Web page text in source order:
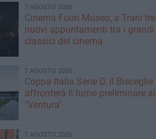
7 AGOSTO 2026
Cinema Fuori Museo, a Trani tre
nuovi appuntamenti tra i grandi
classici del cinema
7 AGOSTO 2026
Coppa Italia Serie D, il Bisceglie
affronterà il turno preliminare al
"Ventura"
7 AGOSTO 2026